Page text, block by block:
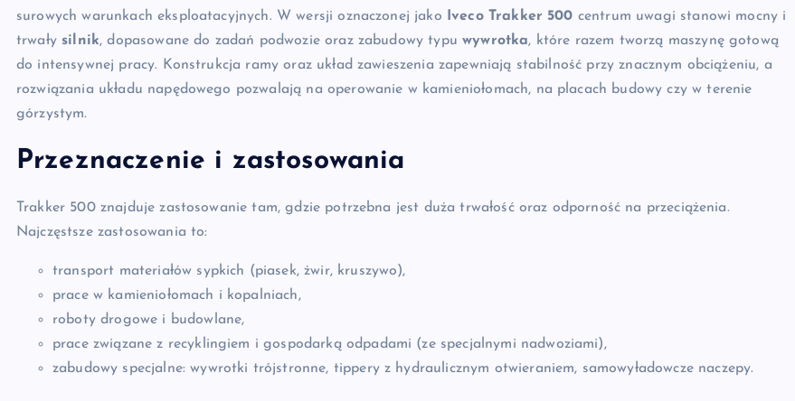
surowych warunkach eksploatacyjnych. W wersji oznaczonej jako
Iveco Trakker 500 centrum uwagi stanowi mocny i
trwały silnik, dopasowane do zadań podwozie oraz zabudowy typuwywrotka, które razem tworzą maszynę gotową
do intensywnej pracy. Konstrukcja ramy oraz układ zawieszenia zapewniają stabilność przy znacznym obciążeniu, a
rozwiązania układu napędowego pozwalają na operowanie w kamieniołomach, na placach budowy czy w terenie
górzystym.
Przeznaczenie i zastosowania
Trakker 500 znajduje zastosowanie tam, gdzie potrzebna jest duża trwałość oraz odporność na przeciążenia.
Najczęstsze zastosowania to:
transport materiałów sypkich (piasek, żwir, kruszywo),
prace w kamieniołomach i kopalniach,
roboty drogowe i budowlane,
prace związane z recyklingiem i gospodarką odpadami (ze specjalnymi nadwoziami),
zabudowy specjalne: wywrotki trójstronne, tippery z hydraulicznym otwieraniem, samowyładowcze naczepy.